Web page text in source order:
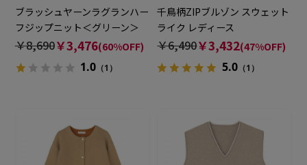
ブラッシュヤーンラグランハー
フジップニット＜グリーン＞
￥8,690￥3,476(60%OFF)
1.0（1）
千鳥柄ZIPブルゾン スウェット
ライク レディース
￥6,490￥3,432(47%OFF)
5.0 （1）